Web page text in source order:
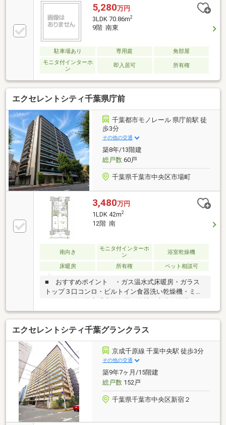
い分け可能☆駅前の利便性はもちろん、官庁街・行政
エリアのため落ち着いた雰囲気も感じられて魅力的♪
日本のさくら名所100選にも選ばれた「亥鼻公園（千
葉城）」など自然を身近に感じられる環境も◎▽物件
のPOINT▽・全居室収納有・２４時間ゴミ出し可・エ
レベーター有・宅配ボックス有・ペット相談可・浴室
乾燥機有・温水洗浄便座有・食洗乾燥機有※サービス
バルコニー３．０５m2有
5,280万円
3LDK 70.86m2
9階 南東
駐車場あり 専用庭
角部屋
モニタ付インターホ
ン
即入居可 所有権
エクセレントシティ千葉県庁前
千葉都市モノレール 県庁前駅 徒
歩3分
その他の交通
築8年/13階建
総戸数60戸
千葉県千葉市中央区市場町
3,480万円
1LDK 42m2
12階 南
南向き
モニタ付インターホ
ン
浴室乾燥機
床暖房 所有権 ペット相談可
■ おすすめポイント ・ガス温水式床暖房・ガラス
トップ３口コンロ・ビルトイン食器洗い乾燥機・ミス
ッチンはホーローパネル・手洗いカウンター付タンク
レストイレ・照明付三面鏡 洗面化粧台・断熱性に優
れた複層ガラス・シューズインクローク・ＬＤと洋室
５．０畳の間仕切りはスライディングウォール仕様・
オーダメイド食器棚付・ＬＤエアコン付・洋室ホスク
リーン付・玄関手摺り付・宅配ＢＯＸ
エクセレントシティ千葉グランクラス
京成千原線 千葉中央駅 徒歩3分
その他の交通
築9年7ヶ月/15階建
総戸数152戸
千葉県千葉市中央区新宿２